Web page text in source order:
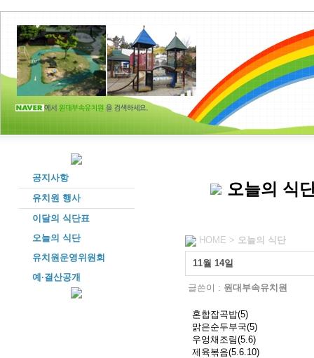
공지사항
유치원 행사
이달의 식단표
오늘의 식단
유치원운영위원회
예·결산공개
오늘의 식
HOME > 오늘의 식단
11월 14일
글쓴이 : 원대부속유치원
혼합잡곡밥(5)
맑은순두부국(5)
우엉채조림(5.6)
제육볶음(5.6.10)